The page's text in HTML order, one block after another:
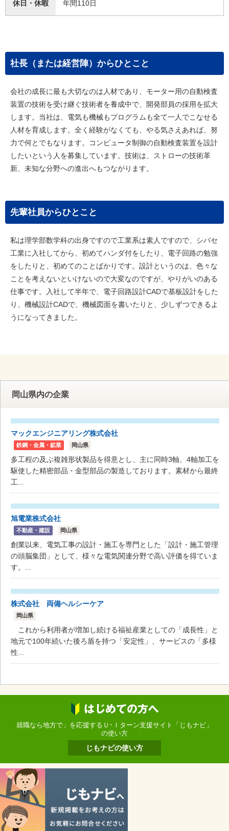
休日・休暇 年間110日
社長（または経営陣）からひとこと
会社の成長に最も大切なのは人材であり、モーター用の自動検査
装置の技術を受け継ぐ技術者を養成中で、開発部員の採用を拡大
します。当社は、電気も機械もプログラムも全て一人でこなせる
人材を育成します。全く経験がなくても、やる気さえあれば、努
力で何とでもなります。コンピュータ制御の自動検査装置を設計
したいという人を募集しています。技術は、ストローの技術革
新、未知な分野への進出へもつながります。
先輩社員からひとこと
私は理学部数学科の出身ですので工業系は素人ですので、シバセ
工業に入社してから、初めてハンダ付をしたり、電子回路の勉強
をしたりと、初めてのことばかりです。設計というのは、色々な
ことを考えないといけないので大変なのですが、やりがいのある
仕事です。入社して半年で、電子回路設計CADで基板設計をした
り、機械設計CADで、機械図面を書いたりと、少しずつできるよ
うになってきました。
岡山県内の企業
マックエンジニアリング株式会社
鉄鋼・金属・鉱業 岡山県
多工程の及ぶ複雑形状製品を得意とし、主に同時3軸、4軸加工を
駆使した精密部品・金型部品の製造しております。素材から最終
工...
旭電業株式会社
不動産・建設 岡山県
創業以来、電気工事の設計・施工を専門とした「設計・施工管理
の頭脳集団」として、様々な電気関連分野で高い評価を得ていま
す。...
株式会社 両備ヘルシーケア
岡山県
これから利用者が増加し続ける福祉産業としての「成長性」と
地元で100年続いた後ろ盾を持つ「安定性」、サービスの「多様
性...
就職なら地方で」を応援するＵ･Ｉターン支援サイト「じもナビ」
の使い方
じもナビの使い方